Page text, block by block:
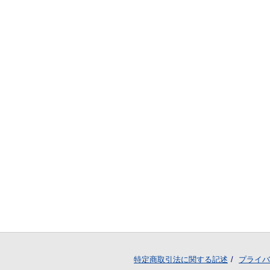
特定商取引法に関する記述 プライ